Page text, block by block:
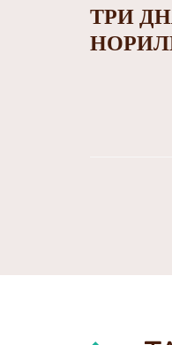
ТРИ